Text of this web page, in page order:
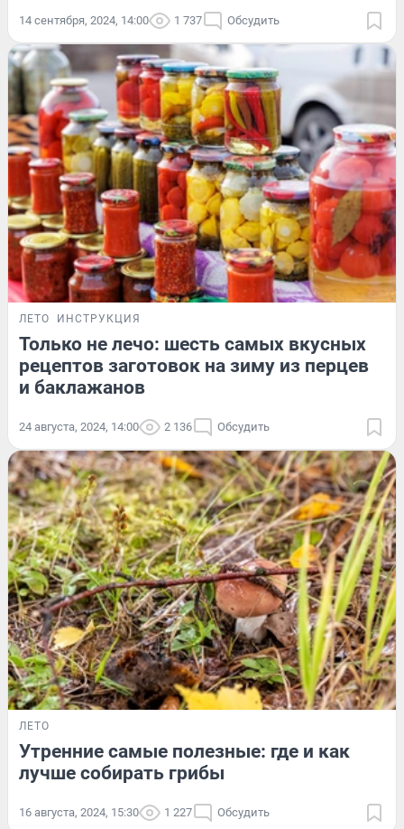
14 сентября, 2024, 14:00 1 737 Обсудить
ЛЕТО ИНСТРУКЦИЯ
Только не лечо: шесть самых вкусных
рецептов заготовок на зиму из перцев
и баклажанов
24 августа, 2024, 14:00 2 136 Обсудить
ЛЕТО
Утренние самые полезные: где и как
лучше собирать грибы
16 августа, 2024, 15:30 1 227 Обсудить